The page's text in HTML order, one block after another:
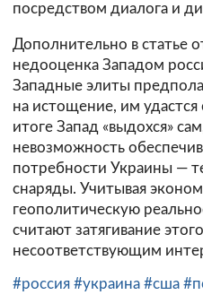
посредством диалога и
Дополнительно в статье
недооценка Западом
Западные элиты
на истощение, им
итоге Запад «выдохся»
невозможность
потребности Украины —
снаряды. Учитывая
геополитическую
считают затягивание
несоответствующим
#россия #украина #сша